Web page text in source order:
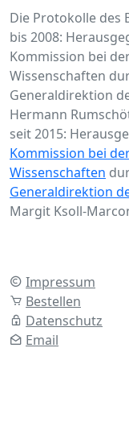
Die Protokolle des
bis 2008:
Kommission bei
Wissenschaften
Generaldirektion
Hermann
seit 2015:
Kommission bei
Wissenschaften
Generaldirektion
Margit Ksoll-
Impressum
Bestellen
Datenschutz
Email